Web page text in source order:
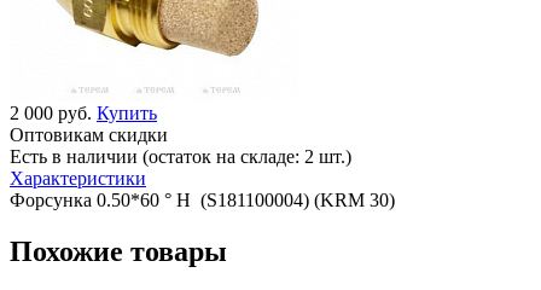
2 000 руб. Купить
Оптовикам скидки
Есть в наличии (остаток на складе: 2 шт.)
Характеристики
Форсунка 0.50*60 ° H (S181100004) (KRM 30)
Похожие товары